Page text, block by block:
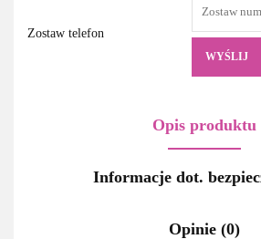
Zostaw telefon
WYŚLIJ
Opis produktu
Informacje dot.
Opinie (0)